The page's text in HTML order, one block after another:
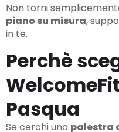
Non torni
piano su misura,
in te.
Perchè
Pasqua
Se cerchi una palestra